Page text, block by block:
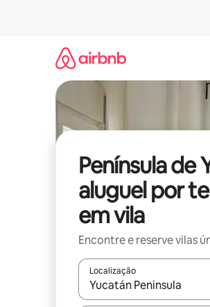
Península de
aluguel por
em vila
Encontre e reserve vilas
Localização
Quando os resultados